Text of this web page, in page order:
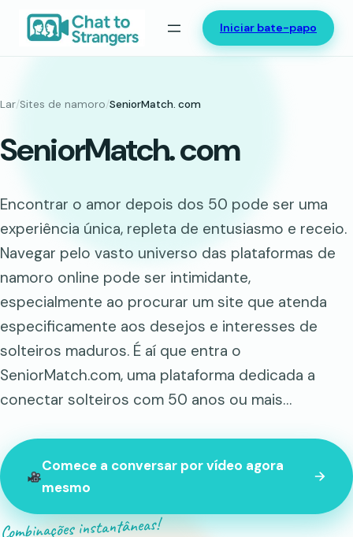
Saltar
Iniciar bate-papo
Lar/Sites de namoro/SeniorMatch. com
SeniorMatch. com
Encontrar o amor depois dos 50 pode ser uma
experiência única, repleta de entusiasmo e receio.
Navegar pelo vasto universo das plataformas de
namoro online pode ser intimidante,
especialmente ao procurar um site que atenda
especificamente aos desejos e interesses de
solteiros maduros. É aí que entra o
SeniorMatch.com, uma plataforma dedicada a
conectar solteiros com 50 anos ou mais…
Comece a conversar por vídeo agora
mesmo
Combinações instantâneas!